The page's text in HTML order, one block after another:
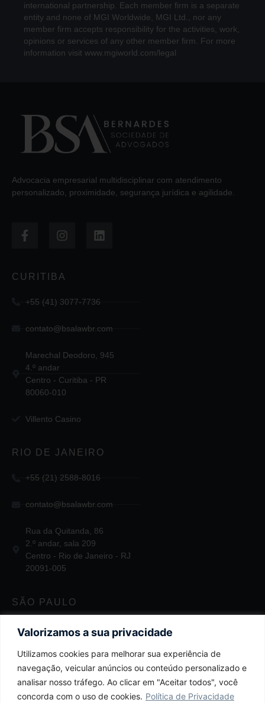
Valorizamos a sua privacidade
Utilizamos cookies para melhorar sua experiência de
navegação, veicular anúncios ou conteúdo personalizado e
analisar nosso tráfego. Ao clicar em "Aceitar todos", você
concorda com o uso de cookies. Política de Privacidade
international partnership. Each member firm is a separate
entity and none of MGI Worldwide, MGI Ltd., nor any
member firm accepts responsibility for the activities, work,
opinions or services of any other member firm. For more
information visit www.mgiworld.com/legal
Advocacia empresarial multidisciplinar com atendimento
personalizado, proximidade, segurança jurídica e agilidade.
CURITIBA
+55 (41) 3077-7736
contato@bsalawbr.com
Marechal Deodoro, 945
4.º andar
Centro - Curitiba - PR
80060-010
Villento Casino
RIO DE JANEIRO
+55 (21) 2588-8016
contato@bsalawbr.com
Rua da Quitanda, 86
2.º andar, sala 209
Centro - Rio de Janeiro - RJ
20091-005
SÃO PAULO
+55 11 2124-3747
contato@bsalawbr.com
Av. Juscelino Kubitschek, 1455
4.º andar